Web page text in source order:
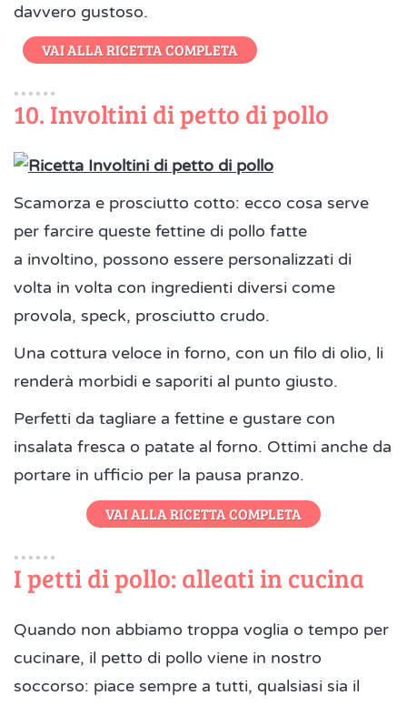
davvero gustoso.
VAI ALLA RICETTA COMPLETA
10. Involtini di petto di pollo
Scamorza e prosciutto cotto: ecco cosa serve
per farcire queste fettine di pollo fatte
a involtino, possono essere personalizzati di
volta in volta con ingredienti diversi come
provola, speck, prosciutto crudo.
Una cottura veloce in forno, con un filo di olio, li
renderà morbidi e saporiti al punto giusto.
Perfetti da tagliare a fettine e gustare con
insalata fresca o patate al forno. Ottimi anche da
portare in ufficio per la pausa pranzo.
VAI ALLA RICETTA COMPLETA
I petti di pollo: alleati in cucina
Quando non abbiamo troppa voglia o tempo per
cucinare, il petto di pollo viene in nostro
soccorso: piace sempre a tutti, qualsiasi sia il